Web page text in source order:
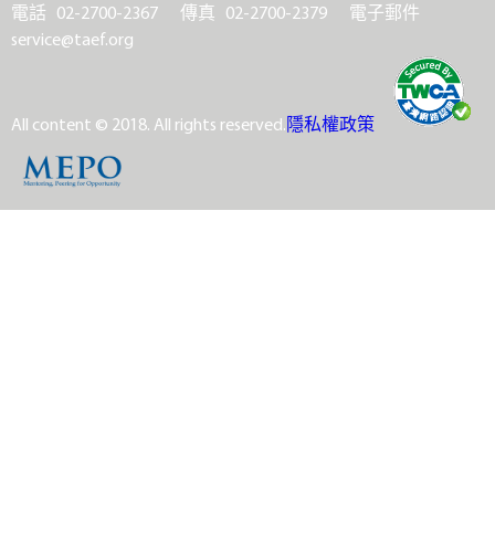
電話 02-2700-2367
傳真 02-2700-2379
電子郵件
service@taef.org
All content © 2018. All rights reserved.隱私權政策